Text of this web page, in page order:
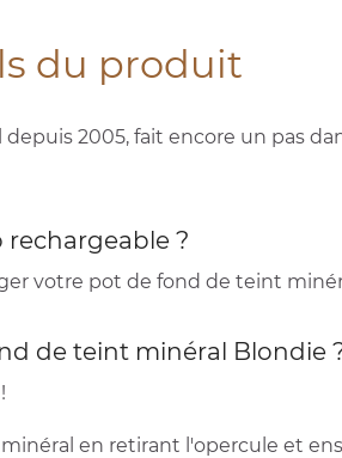
du produit
2005, fait encore un pas
?
votre pot de fond de teint
de teint minéral Blondie
en retirant l'opercule et